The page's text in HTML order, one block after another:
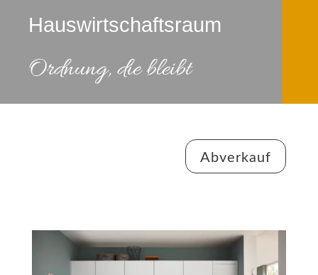
Hauswirtschaftsraum
Ordnung, die bleibt
Abverkauf